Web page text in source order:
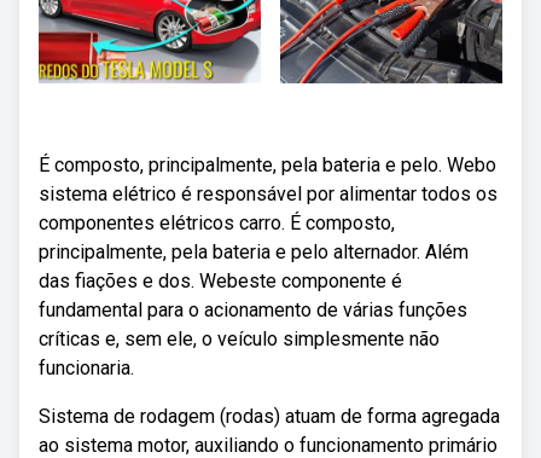
É composto, principalmente, pela bateria e pelo. Webo
sistema elétrico é responsável por alimentar todos os
componentes elétricos carro. É composto,
principalmente, pela bateria e pelo alternador. Além
das fiações e dos. Webeste componente é
fundamental para o acionamento de várias funções
críticas e, sem ele, o veículo simplesmente não
funcionaria.
Sistema de rodagem (rodas) atuam de forma agregada
ao sistema motor, auxiliando o funcionamento primário